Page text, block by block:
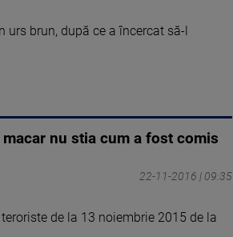
urs brun, după ce a încercat să-l
nu stia cum a fost comis
22-11-2016 | 09:35
de la 13 noiembrie 2015 de la